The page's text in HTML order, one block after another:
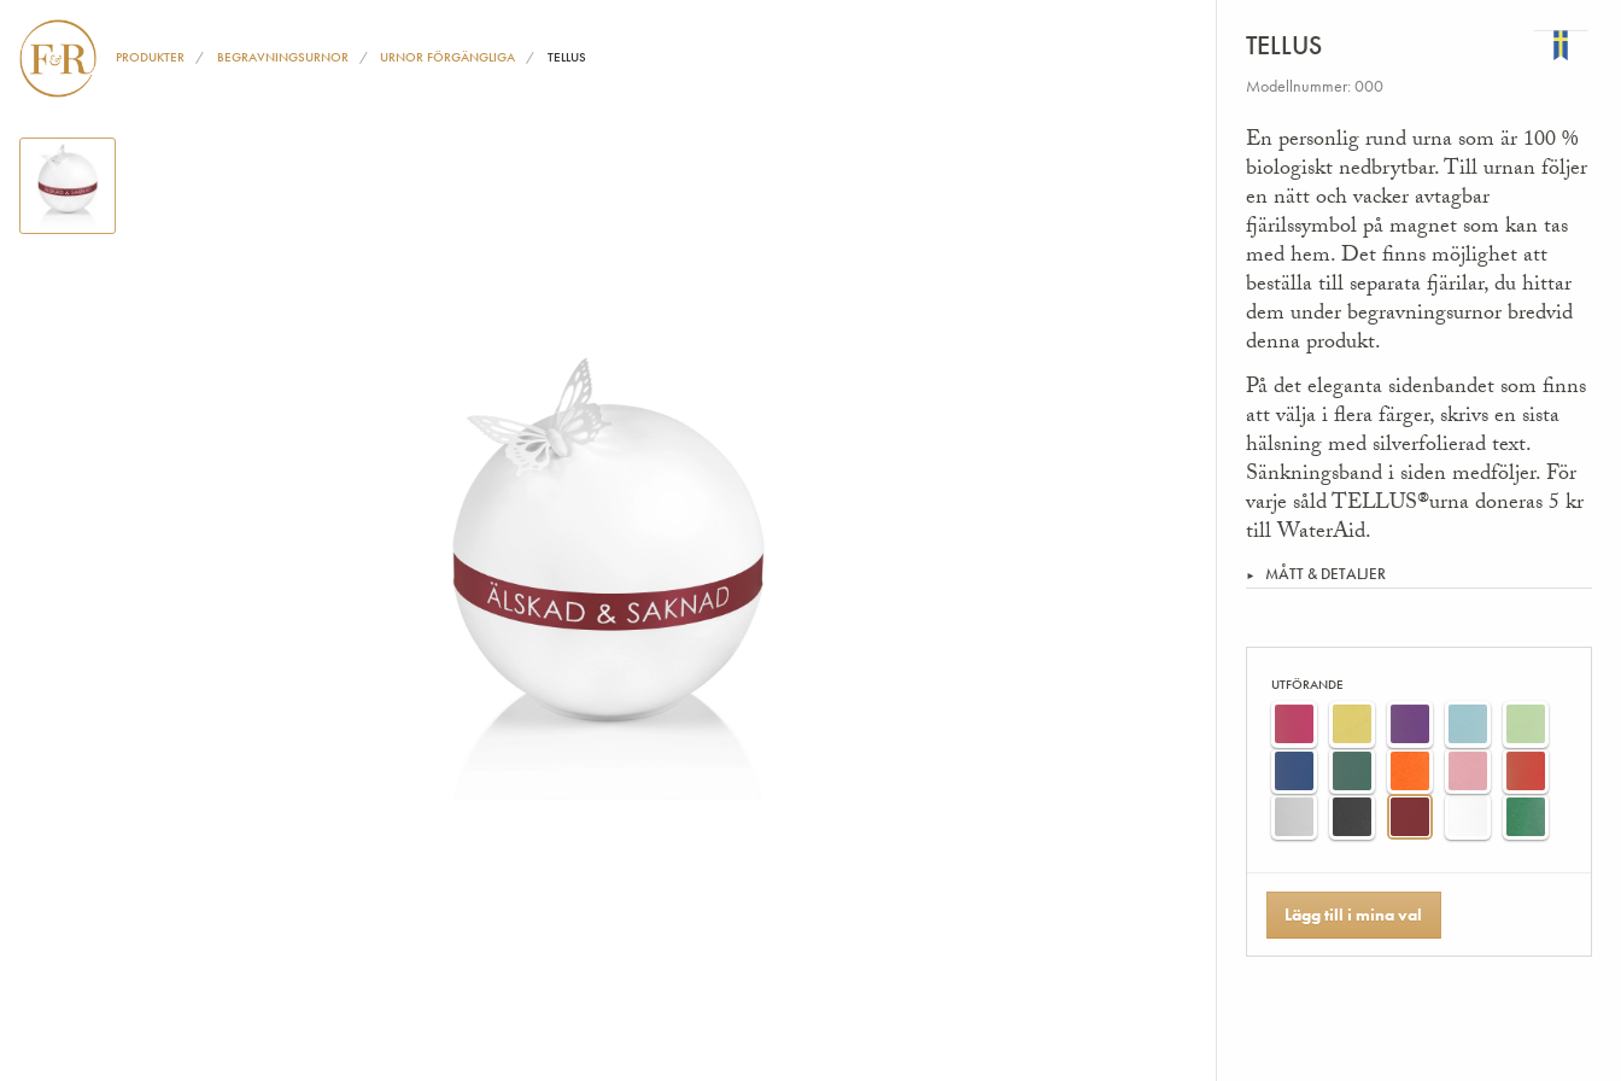
PRODUKTER BEGRAVNINGSURNOR URNOR FÖRGÄNGLIGA TELLUS TELLUS
Modellnummer: 000
En personlig rund urna som är 100 %
biologiskt nedbrytbar. Till urnan följer
en nätt och vacker avtagbar
fjärilssymbol på magnet som kan tas
med hem. Det finns möjlighet att
beställa till separata fjärilar, du hittar
dem under begravningsurnor bredvid
denna produkt.
På det eleganta sidenbandet som finns
att välja i flera färger, skrivs en sista
hälsning med silverfolierad text.
Sänkningsband i siden medföljer. För
varje såld TELLUS®urna doneras 5 kr
till WaterAid.
MÅTT & DETALJER
UTFÖRANDE
Lägg till i mina val